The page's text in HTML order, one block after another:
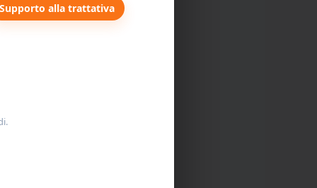
Supporto alla trattativa